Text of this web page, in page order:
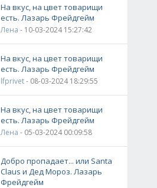
На вкус, на цвет товарищи
есть. Лазарь Фрейдгейм
Лена - 10-03-2024 15:27:42
На вкус, на цвет товарищи
есть. Лазарь Фрейдгейм
lfprivet- 08-03-2024 18:29:55
На вкус, на цвет товарищи
есть. Лазарь Фрейдгейм
Лена - 05-03-2024 00:09:58
Добро пропадает... или Santa
Claus и Дед Мороз. Лазарь
Фрейдгейм